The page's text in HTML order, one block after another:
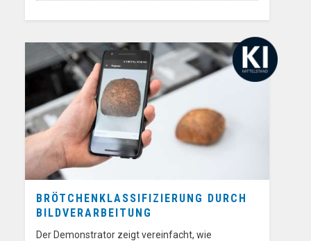
BRÖTCHENKLASSIFIZIERUNG DURCH
BILDVERARBEITUNG
Der Demonstrator zeigt vereinfacht, wie